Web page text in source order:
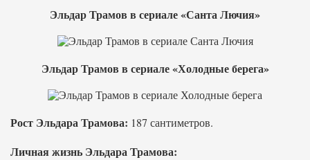
Эльдар Трамов в сериале «Санта Лючия»
Эльдар Трамов в сериале «Холодные берега»
Рост Эльдара Трамова: 187 сантиметров.
Личная жизнь Эльдара Трамова: